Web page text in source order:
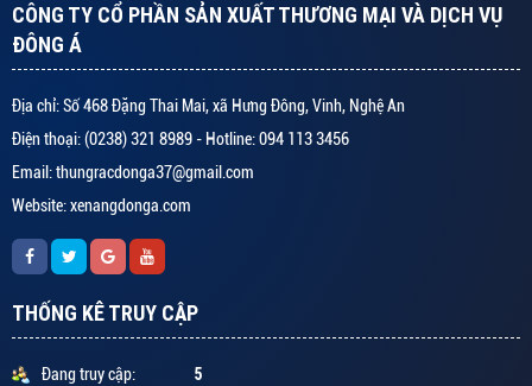
CÔNG TY CỔ PHẦN SẢN XUẤT THƯƠNG MẠI VÀ DỊCH VỤ
ĐÔNG Á
Địa chỉ: Số 468 Đặng Thai Mai, xã Hưng Đông, Vinh, Nghệ An
Điện thoại: (0238) 321 8989 - Hotline: 094 113 3456
Email: thungracdonga37@gmail.com
Website: xenangdonga.com
THỐNG KÊ TRUY CẬP
Đang truy cập: 5